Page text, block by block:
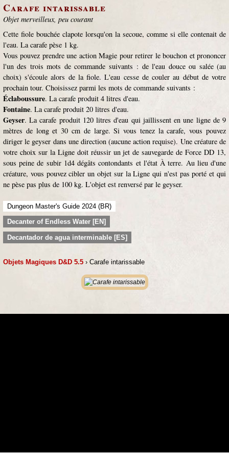
Carafe intarissable
Objet merveilleux, peu courant
Cette fiole bouchée clapote lorsqu'on la secoue, comme si elle contenait de
l'eau. La carafe pèse 1 kg.
Vous pouvez prendre une action Magie pour retirer le bouchon et prononcer
l'un des trois mots de commande suivants : de l'eau douce ou salée (au
choix) s'écoule alors de la fiole. L'eau cesse de couler au début de votre
prochain tour. Choisissez parmi les mots de commande suivants :
Éclaboussure. La carafe produit 4 litres d'eau.
Fontaine. La carafe produit 20 litres d'eau.
Geyser. La carafe produit 120 litres d'eau qui jaillissent en une ligne de 9
mètres de long et 30 cm de large. Si vous tenez la carafe, vous pouvez
diriger le geyser dans une direction (aucune action requise). Une créature de
votre choix sur la Ligne doit réussir un jet de sauvegarde de Force DD 13,
sous peine de subir 1d4 dégâts contondants et l'état À terre. Au lieu d'une
créature, vous pouvez cibler un objet sur la Ligne qui n'est pas porté et qui
ne pèse pas plus de 100 kg. L'objet est renversé par le geyser.
Dungeon Master's Guide 2024 (BR)
Decanter of Endless Water [EN]
Decantador de agua interminable [ES]
Objets Magiques D&D 5.5 › Carafe intarissable